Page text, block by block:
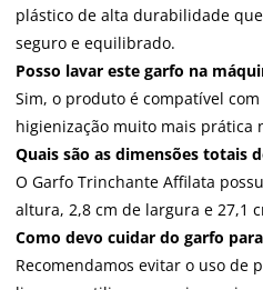
plástico de alta durabilidade
seguro e equilibrado.
Posso lavar este garfo na
Sim, o produto é compatível
higienização muito mais prática
Quais são as dimensões totais
O Garfo Trinchante Affilata
altura, 2,8 cm de largura e 27,1
Como devo cuidar do garfo
Recomendamos evitar o uso de